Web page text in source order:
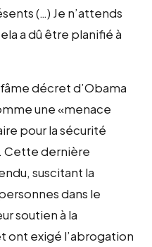
(…) Je n’attends
a dû être planifié à
décret d’Obama
une «menace
pour la sécurité
Cette dernière
suscitant la
dans le
soutien à la
ont exigé l’abrogation